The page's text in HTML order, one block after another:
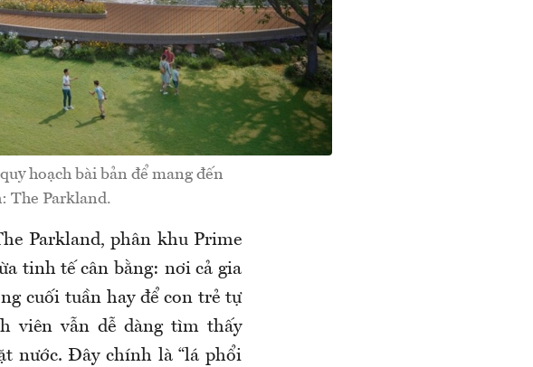
hoạch bài bản để mang đến
The Parkland.
Parkland, phân khu Prime
tinh tế cân bằng: nơi cả gia
cuối tuần hay để con trẻ tự
viên vẫn dễ dàng tìm thấy
nước. Đây chính là “lá phổi